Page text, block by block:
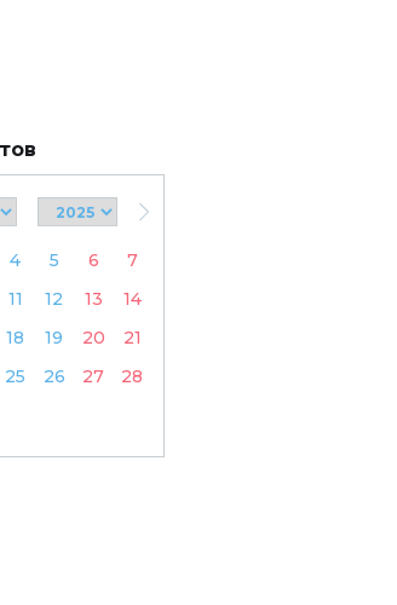
4 5 6
7
11 12 13
14
18 19 20
21
25 26 27
28